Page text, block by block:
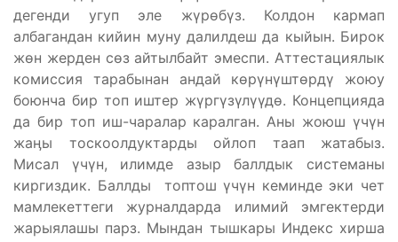
дегенди угуп эле жүрөбүз. Колдон кармап
албагандан кийин муну далилдеш да кыйын. Бирок
жөн жерден сөз айтылбайт эмеспи. Аттестациялык
комиссия тарабынан андай көрүнүштөрдү жоюу
боюнча бир топ иштер жүргүзүлүүдө. Концепцияда
да бир топ иш-чаралар каралган. Аны жоюш үчүн
жаӊы тоскоолдуктарды ойлоп таап жатабыз.
Мисал үчүн, илимде азыр баллдык системаны
киргиздик. Баллды топтош үчүн кеминде эки чет
мамлекеттеги журналдарда илимий эмгектерди
жарыялашы парз. Мындан тышкары Индекс хирша